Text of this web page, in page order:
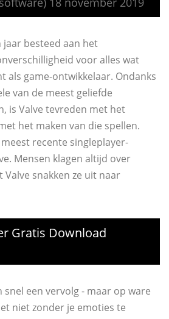
besteed aan het
voor alles wat
als game-ontwikkelaar. Ondanks
van de meest geliefde
is Valve tevreden met het
het maken van die spellen.
meest recente singleplayer-
Mensen klagen altijd over
snakken ze uit naar
Gratis Download
snel een vervolg - maar op ware
niet zonder je emoties te